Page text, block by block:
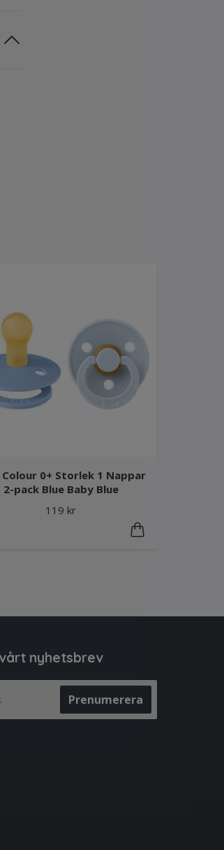
Colour 0+ Storlek 1 Nappar
2-pack Blue Baby Blue
119 kr
nyhetsbrev
Prenumerera